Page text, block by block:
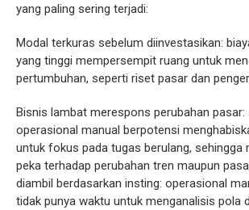
yang paling sering terjadi:
Modal terkuras sebelum diinvestasikan:
yang tinggi mempersempit ruang untuk
pertumbuhan, seperti riset pasar dan
Bisnis lambat merespons perubahan
operasional manual berpotensi
untuk fokus pada tugas berulang, sehingga
peka terhadap perubahan tren maupun
diambil berdasarkan insting: operasional
tidak punya waktu untuk menganalisis pola